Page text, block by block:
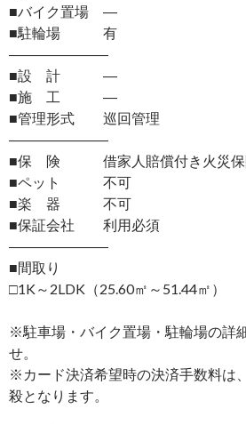
■バイク置場 ―
■駐輪場 有
―――――――
■設 計 ―
■施 工 ―
■管理形式 巡回管理
―――――――
■保 険 借家人賠償付き火災保
■ペット 不可
■楽 器 不可
■保証会社 利用必須
―――――――
■間取り
□1K～2LDK（25.60㎡～51.44㎡）
※駐車場・バイク置場・駐輪場の詳
せ。
※カード決済希望時の決済手数料は
殺となります。